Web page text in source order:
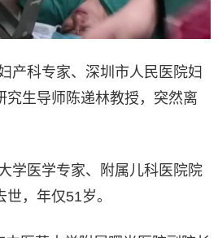
产科专家、深圳市人民医院妇
究生导师陈递林教授，突然离
学医学专家、附属儿科医院院
，年仅51岁。